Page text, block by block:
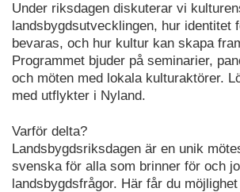
Under riksdagen diskuterar vi
landsbygdsutvecklingen, hur identitet
bevaras, och hur kultur kan skapa
Programmet bjuder på seminarier,
och möten med lokala kulturaktörer.
med utflykter i Nyland.
Varför delta?
Landsbygdsriksdagen är en unik
svenska för alla som brinner för och
landsbygdsfrågor. Här får du